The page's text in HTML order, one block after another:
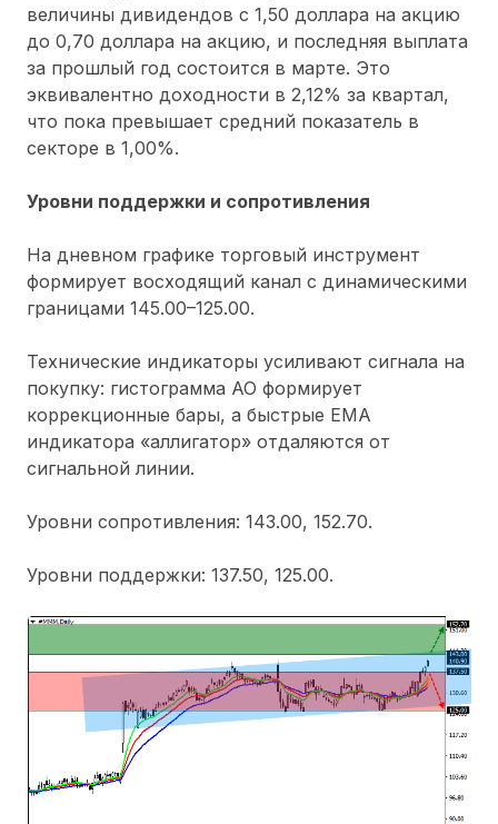
величины дивидендов с 1,50 доллара на акцию
до 0,70 доллара на акцию, и последняя выплата
за прошлый год состоится в марте. Это
эквивалентно доходности в 2,12% за квартал,
что пока превышает средний показатель в
секторе в 1,00%.
Уровни поддержки и сопротивления
На дневном графике торговый инструмент
формирует восходящий канал с динамическими
границами 145.00–125.00.
Технические индикаторы усиливают сигнала на
покупку: гистограмма АО формирует
коррекционные бары, а быстрые ЕМА
индикатора «аллигатор» отдаляются от
сигнальной линии.
Уровни сопротивления: 143.00, 152.70.
Уровни поддержки: 137.50, 125.00.